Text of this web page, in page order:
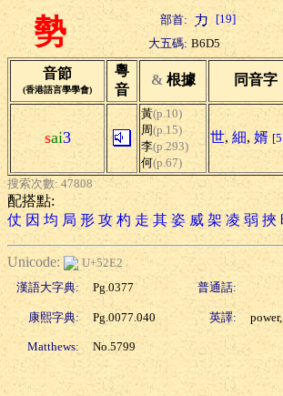
勢 部首: [19]
大五碼: B6D5
音節
(香港語言學學會)
粵
音
& 根據 同音字
sai3
黃(p.10)
周(p.15)
李(p.293)
何(p.67)
世, 細, 婿
搜索次數: 47808
配搭點:
仗 因 均 局 形 攻 杓 走 其 姿 威 架 凌 弱 挾
Unicode:
U+52E2
漢語大字典:
Pg.0377 普通話:
康熙字典: Pg.0077.040 英譯:
Matthews: No.5799